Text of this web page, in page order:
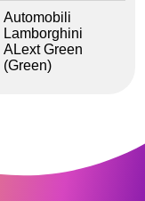
Automobili
Lamborghini
ALext Green
(Green)